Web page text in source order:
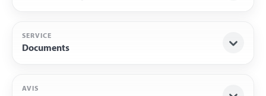
SERVICE
Documents
AVIS